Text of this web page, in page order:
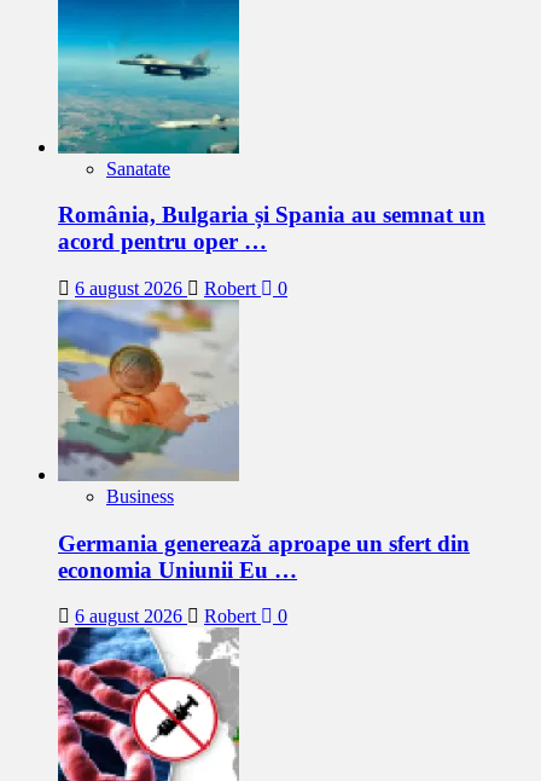
Sanatate
România, Bulgaria și Spania au semnat un
acord pentru oper …
6 august 2026 Robert 0
Business
Germania generează aproape un sfert din
economia Uniunii Eu …
6 august 2026 Robert 0